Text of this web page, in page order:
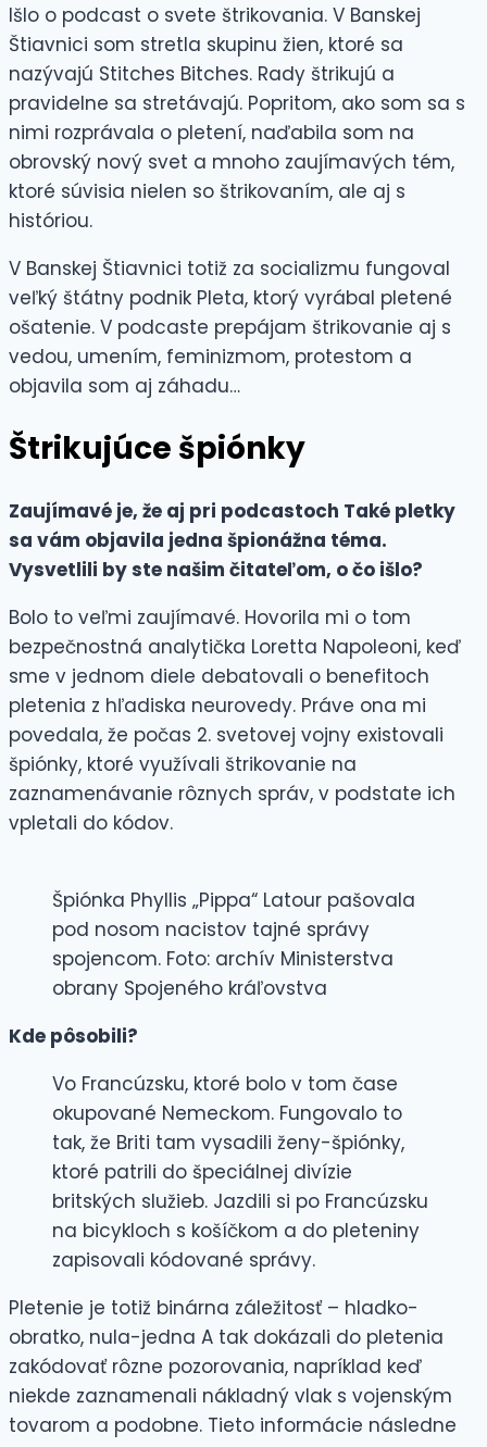
Išlo o podcast o svete štrikovania. V Banskej
Štiavnici som stretla skupinu žien, ktoré sa
nazývajú Stitches Bitches. Rady štrikujú a
pravidelne sa stretávajú. Popritom, ako som sa s
nimi rozprávala o pletení, naďabila som na
obrovský nový svet a mnoho zaujímavých tém,
ktoré súvisia nielen so štrikovaním, ale aj s
históriou.
V Banskej Štiavnici totiž za socializmu fungoval
veľký štátny podnik Pleta, ktorý vyrábal pletené
ošatenie. V podcaste prepájam štrikovanie aj s
vedou, umením, feminizmom, protestom a
objavila som aj záhadu…
Štrikujúce špiónky
Zaujímavé je, že aj pri podcastoch Také pletky
sa vám objavila jedna špionážna téma.
Vysvetlili by ste našim čitateľom, o čo išlo?
Bolo to veľmi zaujímavé. Hovorila mi o tom
bezpečnostná analytička Loretta Napoleoni, keď
sme v jednom diele debatovali o benefitoch
pletenia z hľadiska neurovedy. Práve ona mi
povedala, že počas 2. svetovej vojny existovali
špiónky, ktoré využívali štrikovanie na
zaznamenávanie rôznych správ, v podstate ich
vpletali do kódov.
Špiónka Phyllis „Pippa“ Latour pašovala
pod nosom nacistov tajné správy
spojencom. Foto: archív Ministerstva
obrany Spojeného kráľovstva
Kde pôsobili?
Vo Francúzsku, ktoré bolo v tom čase
okupované Nemeckom. Fungovalo to
tak, že Briti tam vysadili ženy-špiónky,
ktoré patrili do špeciálnej divízie
britských služieb. Jazdili si po Francúzsku
na bicykloch s košíčkom a do pleteniny
zapisovali kódované správy.
Pletenie je totiž binárna záležitosť – hladko-
obratko, nula-jedna A tak dokázali do pletenia
zakódovať rôzne pozorovania, napríklad keď
niekde zaznamenali nákladný vlak s vojenským
tovarom a podobne. Tieto informácie následne